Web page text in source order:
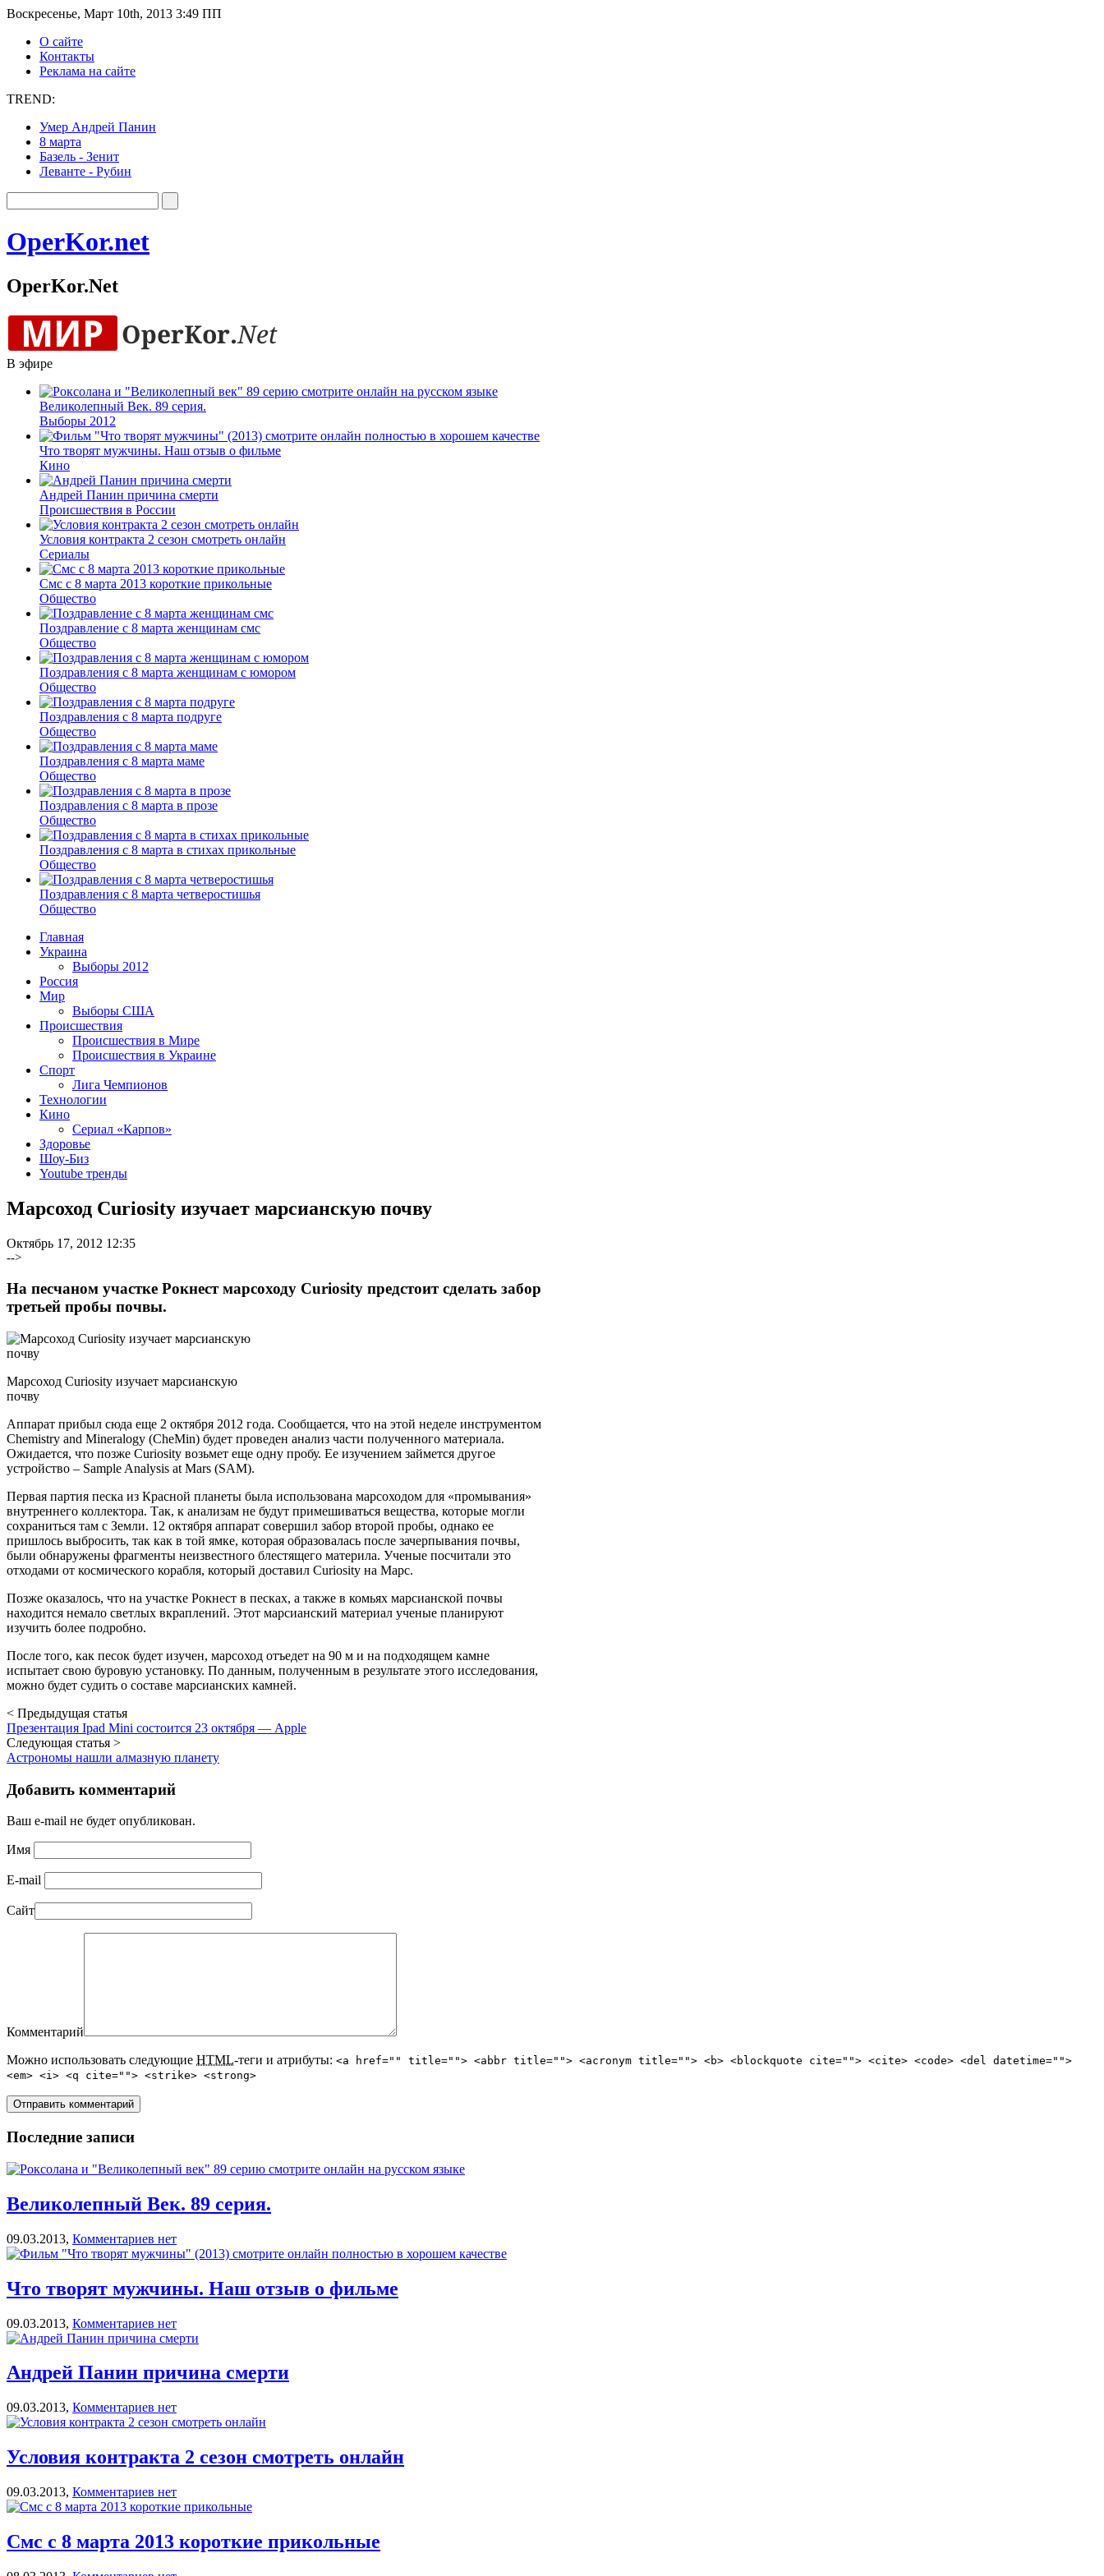
Воскресенье, Март 10th, 2013 3:49 ПП
О сайте
Контакты
Реклама на сайте
TREND:
Умер Андрей Панин
8 марта
Базель - Зенит
Леванте - Рубин
OperKor.net
OperKor.Net
В эфире
Великолепный Век. 89 серия.
Выборы 2012
Что творят мужчины. Наш отзыв о фильме
Кино
Андрей Панин причина смерти
Происшествия в России
Условия контракта 2 сезон смотреть онлайн
Сериалы
Смс с 8 марта 2013 короткие прикольные
Общество
Поздравление с 8 марта женщинам смс
Общество
Поздравления с 8 марта женщинам с юмором
Общество
Поздравления с 8 марта подруге
Общество
Поздравления с 8 марта маме
Общество
Поздравления с 8 марта в прозе
Общество
Поздравления с 8 марта в стихах прикольные
Общество
Поздравления с 8 марта четверостишья
Общество
Главная
Украина
Выборы 2012
Россия
Мир
Выборы США
Происшествия
Происшествия в Мире
Происшествия в Украине
Спорт
Лига Чемпионов
Технологии
Кино
Сериал «Карпов»
Здоровье
Шоу-Биз
Youtube тренды
Марсоход Curiosity изучает марсианскую почву
Октябрь 17, 2012 12:35
-->
На песчаном участке Рокнест марсоходу Curiosity предстоит сделать забор
третьей пробы почвы.
Марсоход Curiosity изучает марсианскую
почву
Аппарат прибыл сюда еще 2 октября 2012 года. Сообщается, что на этой неделе инструментом
Chemistry and Mineralogy (CheMin) будет проведен анализ части полученного материала.
Ожидается, что позже Curiosity возьмет еще одну пробу. Ее изучением займется другое
устройство – Sample Analysis at Mars (SAM).
Первая партия песка из Красной планеты была использована марсоходом для «промывания»
внутреннего коллектора. Так, к анализам не будут примешиваться вещества, которые могли
сохраниться там с Земли. 12 октября аппарат совершил забор второй пробы, однако ее
пришлось выбросить, так как в той ямке, которая образовалась после зачерпывания почвы,
были обнаружены фрагменты неизвестного блестящего материла. Ученые посчитали это
отходами от космического корабля, который доставил Curiosity на Марс.
Позже оказалось, что на участке Рокнест в песках, а также в комьях марсианской почвы
находится немало светлых вкраплений. Этот марсианский материал ученые планируют
изучить более подробно.
После того, как песок будет изучен, марсоход отъедет на 90 м и на подходящем камне
испытает свою буровую установку. По данным, полученным в результате этого исследования,
можно будет судить о составе марсианских камней.
< Предыдущая статья
Презентация Ipad Mini состоится 23 октября — Apple
Следующая статья >
Астрономы нашли алмазную планету
Добавить комментарий
Ваш e-mail не будет опубликован.
Имя
E-mail
Сайт
Комментарий
Можно использовать следующие HTML-теги и атрибуты: <a href="" title=""> <abbr title=""> <acronym title=""> <b> <blockquote cite=""> <cite> <code> <del datetime="">
<em> <i> <q cite=""> <strike> <strong>
Последние записи
Великолепный Век. 89 серия.
09.03.2013, Комментариев нет
Что творят мужчины. Наш отзыв о фильме
09.03.2013, Комментариев нет
Андрей Панин причина смерти
09.03.2013, Комментариев нет
Условия контракта 2 сезон смотреть онлайн
09.03.2013, Комментариев нет
Смс с 8 марта 2013 короткие прикольные